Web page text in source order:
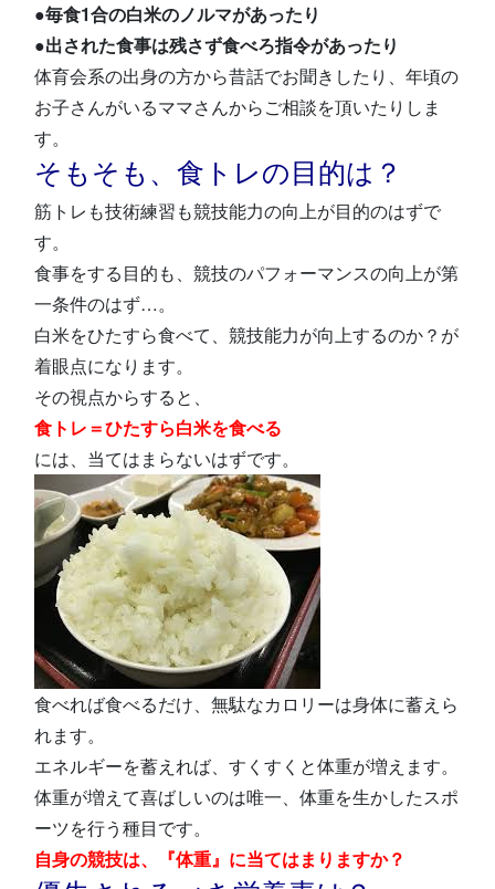
●毎食1合の白米のノルマがあったり
●出された食事は残さず食べろ指令があったり
体育会系の出身の方から昔話でお聞きしたり、年頃の
お子さんがいるママさんからご相談を頂いたりしま
す。
そもそも、食トレの目的は？
筋トレも技術練習も競技能力の向上が目的のはずで
す。
食事をする目的も、競技のパフォーマンスの向上が第
一条件のはず…。
白米をひたすら食べて、競技能力が向上するのか？が
着眼点になります。
その視点からすると、
食トレ＝ひたすら白米を食べる
には、当てはまらないはずです。
食べれば食べるだけ、無駄なカロリーは身体に蓄えら
れます。
エネルギーを蓄えれば、すくすくと体重が増えます。
体重が増えて喜ばしいのは唯一、体重を生かしたスポ
ーツを行う種目です。
自身の競技は、『体重』に当てはまりますか？